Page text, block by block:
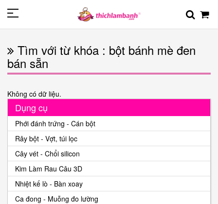
Tìm với từ khóa : bột bánh mè đen
bán sẵn
Không có dữ liệu.
Dụng cụ
Phới đánh trứng - Cán bột
Rây bột - Vợt, túi lọc
Cây vét - Chổi silicon
Kim Làm Rau Câu 3D
Nhiệt kế lò - Bàn xoay
Ca đong - Muỗng đo lường